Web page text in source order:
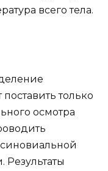
всего тела.
только
осмотра
Результаты